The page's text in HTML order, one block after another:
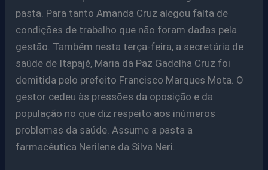
pasta. Para tanto Amanda Cruz alegou falta de
condições de trabalho que não foram dadas pela
gestão. Também nesta terça-feira, a secretária de
saúde de Itapajé, Maria da Paz Gadelha Cruz foi
demitida pelo prefeito Francisco Marques Mota. O
gestor cedeu às pressões da oposição e da
população no que diz respeito aos inúmeros
problemas da saúde. Assume a pasta a
farmacêutica Nerilene da Silva Neri.